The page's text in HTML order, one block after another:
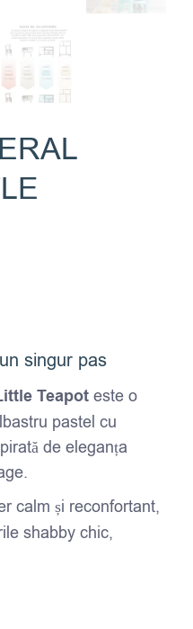
singur pas
Teapot este o
pastel cu
de eleganța
calm și reconfortant,
shabby chic,